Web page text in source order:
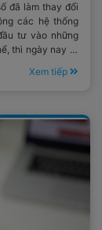
đã làm thay đổi
các hệ thống
tư vào những
thì ngày nay tư
hệ sinh thái
Xem tiếp